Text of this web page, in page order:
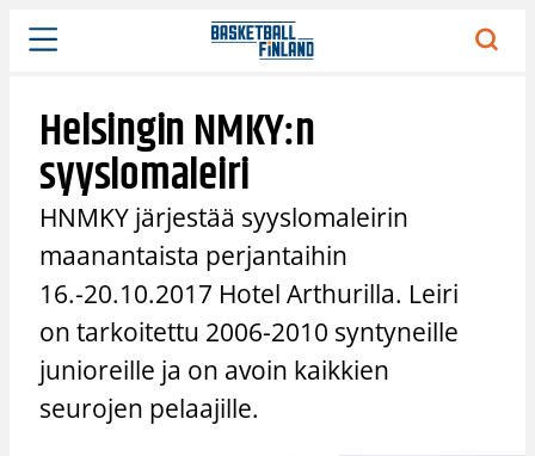
Siirry
sisältöön
Helsingin NMKY:n
syyslomaleiri
HNMKY järjestää syyslomaleirin
maanantaista perjantaihin
16.-20.10.2017 Hotel Arthurilla. Leiri
on tarkoitettu 2006-2010 syntyneille
junioreille ja on avoin kaikkien
seurojen pelaajille.